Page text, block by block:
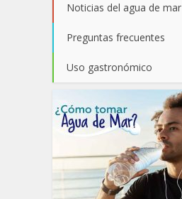
Noticias del agua de mar
Preguntas frecuentes
Uso gastronómico